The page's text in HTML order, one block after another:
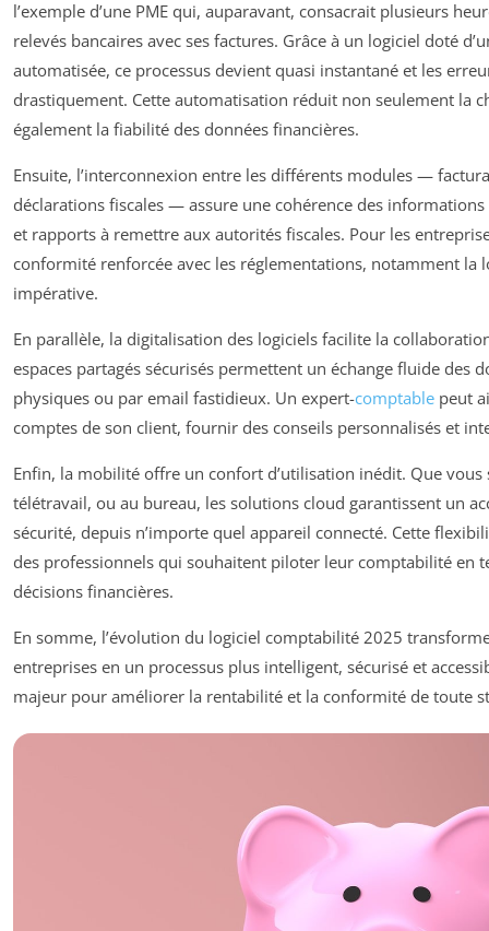
l’exemple d’une PME qui, auparavant, consacrait plusieurs
relevés bancaires avec ses factures. Grâce à un logiciel doté
automatisée, ce processus devient quasi instantané et les
drastiquement. Cette automatisation réduit non seulement la
également la fiabilité des données financières.
Ensuite, l’interconnexion entre les différents modules —
déclarations fiscales — assure une cohérence des
et rapports à remettre aux autorités fiscales. Pour les
conformité renforcée avec les réglementations, notamment la
impérative.
En parallèle, la digitalisation des logiciels facilite la
espaces partagés sécurisés permettent un échange fluide des
physiques ou par email fastidieux. Un expert-comptable peut
comptes de son client, fournir des conseils personnalisés et
Enfin, la mobilité offre un confort d’utilisation inédit. Que vous
télétravail, ou au bureau, les solutions cloud garantissent un
sécurité, depuis n’importe quel appareil connecté. Cette
des professionnels qui souhaitent piloter leur comptabilité en
décisions financières.
En somme, l’évolution du logiciel comptabilité 2025
entreprises en un processus plus intelligent, sécurisé et
majeur pour améliorer la rentabilité et la conformité de toute